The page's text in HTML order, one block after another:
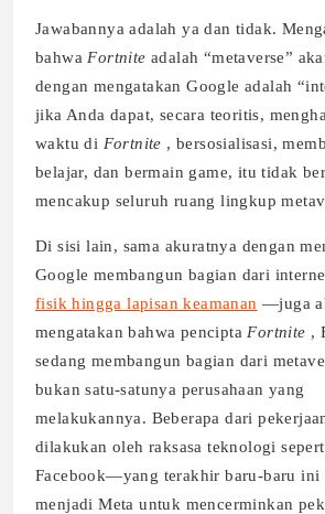
Jawabannya adalah ya dan tidak.
bahwa Fortnite adalah “metaverse”
dengan mengatakan Google adalah
jika Anda dapat, secara teoritis,
waktu di Fortnite , bersosialisasi,
belajar, dan bermain game, itu tidak
mencakup seluruh ruang lingkup
Di sisi lain, sama akuratnya dengan
Google membangun bagian dari
fisik hingga lapisan keamanan —juga
mengatakan bahwa pencipta Fortnite ,
sedang membangun bagian dari
bukan satu-satunya perusahaan yang
melakukannya. Beberapa dari
dilakukan oleh raksasa teknologi
Facebook—yang terakhir baru-baru ini
menjadi Meta untuk mencerminkan